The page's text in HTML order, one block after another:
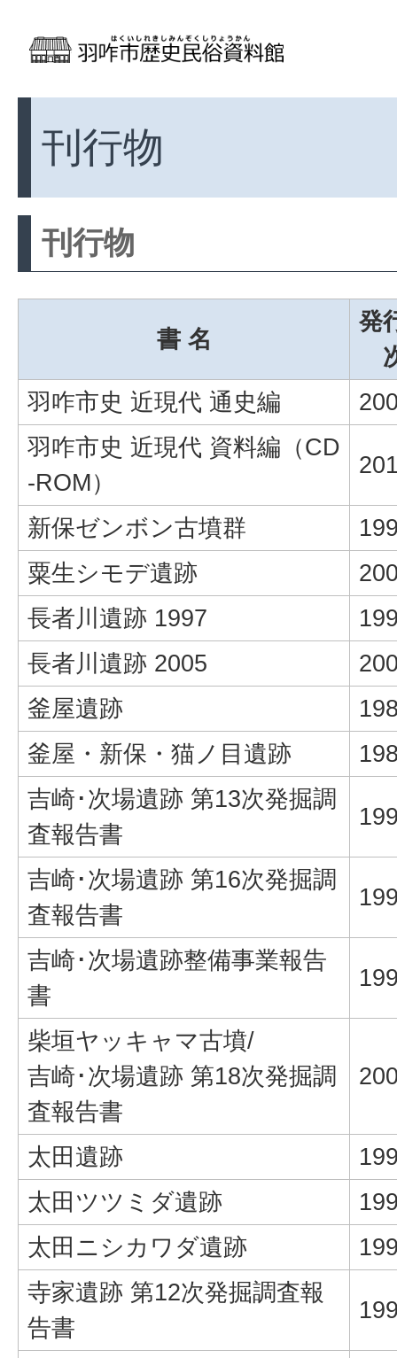
刊行物
刊行物
書 名
発
羽咋市史 近現代 通史編
羽咋市史 近現代 資料編（CD
-ROM）
新保ゼンボン古墳群
粟生シモデ遺跡
長者川遺跡 1997
長者川遺跡 2005
釜屋遺跡
釜屋・新保・猫ノ目遺跡
吉崎･次場遺跡 第13次発掘調
査報告書
吉崎･次場遺跡 第16次発掘調
査報告書
吉崎･次場遺跡整備事業報告
書
柴垣ヤッキャマ古墳/
吉崎･次場遺跡 第18次発掘調
査報告書
太田遺跡
太田ツツミダ遺跡
太田ニシカワダ遺跡
寺家遺跡 第12次発掘調査報
告書